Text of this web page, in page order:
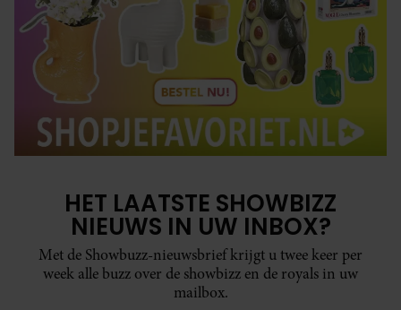
HET LAATSTE SHOWBIZZ
NIEUWS IN UW INBOX?
Met de Showbuzz-nieuwsbrief krijgt u twee keer per
week alle buzz over de showbizz en de royals in uw
mailbox.